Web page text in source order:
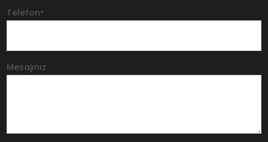
Telefon*
Mesajınız